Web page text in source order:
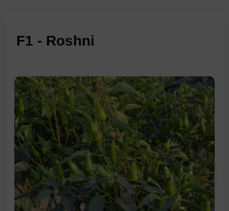
F1 - Roshni